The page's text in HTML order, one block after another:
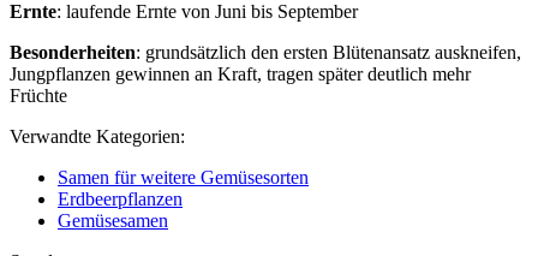
Ernte: laufende Ernte von Juni bis September
Besonderheiten: grundsätzlich den ersten Blütenansatz auskneifen,
Jungpflanzen gewinnen an Kraft, tragen später deutlich mehr
Früchte
Verwandte Kategorien:
Samen für weitere Gemüsesorten
Erdbeerpflanzen
Gemüsesamen